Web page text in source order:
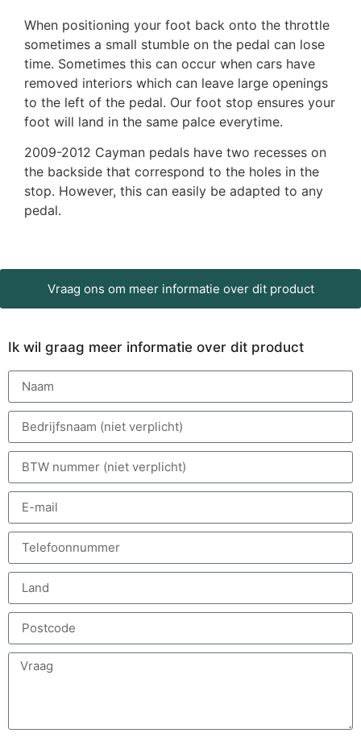
When positioning your foot back onto the throttle
sometimes a small stumble on the pedal can lose
time. Sometimes this can occur when cars have
removed interiors which can leave large openings
to the left of the pedal. Our foot stop ensures your
foot will land in the same palce everytime.
2009-2012 Cayman pedals have two recesses on
the backside that correspond to the holes in the
stop. However, this can easily be adapted to any
pedal.
Vraag ons om meer informatie over dit product
Ik wil graag meer informatie over dit product